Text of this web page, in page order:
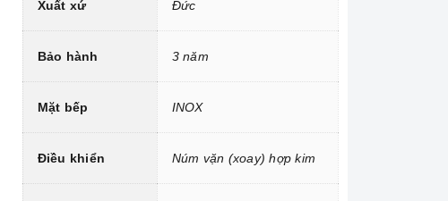
Xuất xứ Đức
Bảo hành 3 năm
Mặt bếp INOX
Điều khiển Núm vặn (xoay) hợp kim